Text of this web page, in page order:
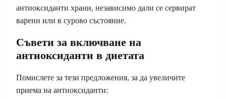
антиоксиданти храни, независимо дали се сервират
варени или в сурово състояние.
Съвети за включване на
антиоксиданти в диетата
Помислете за тези предложения, за да увеличите
приема на антиоксиданти: